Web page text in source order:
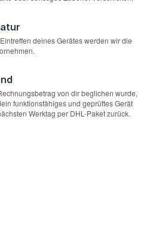
deines Gerätes werden wir die
von dir beglichen wurde,
funktionsfähiges und geprüftes Gerät
Werktag per DHL-Paket zurück.